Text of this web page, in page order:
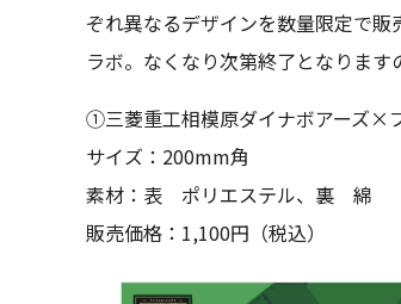
ぞれ異なるデザインを数量限定で
ラボ。なくなり次第終了となります
①三菱重工相模原ダイナボアーズ×
サイズ：200mm角
素材：表 ポリエステル、裏 綿
販売価格：1,100円（税込）